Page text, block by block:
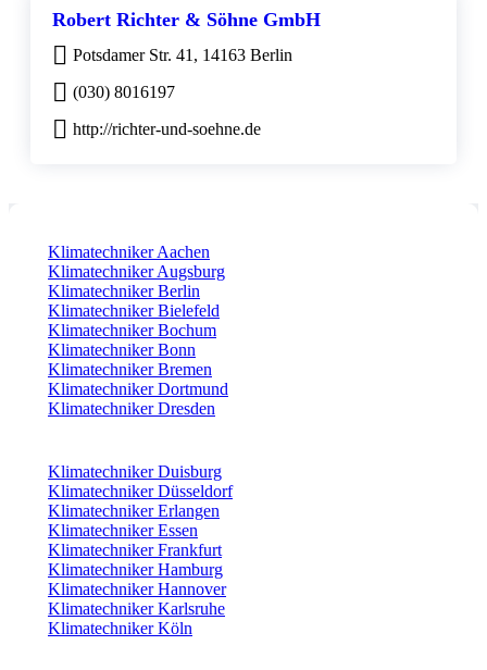
Robert Richter & Söhne GmbH
Potsdamer Str. 41, 14163 Berlin
(030) 8016197
http://richter-und-soehne.de
Klimatechniker Aachen
Klimatechniker Augsburg
Klimatechniker Berlin
Klimatechniker Bielefeld
Klimatechniker Bochum
Klimatechniker Bonn
Klimatechniker Bremen
Klimatechniker Dortmund
Klimatechniker Dresden
Klimatechniker Duisburg
Klimatechniker Düsseldorf
Klimatechniker Erlangen
Klimatechniker Essen
Klimatechniker Frankfurt
Klimatechniker Hamburg
Klimatechniker Hannover
Klimatechniker Karlsruhe
Klimatechniker Köln